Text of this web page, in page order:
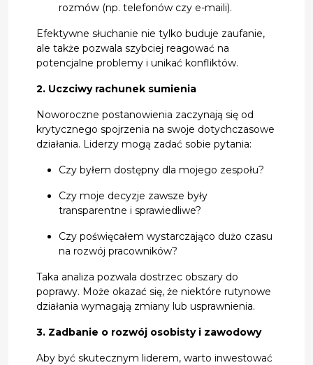
rozmów (np. telefonów czy e-maili).
Efektywne słuchanie nie tylko buduje zaufanie,
ale także pozwala szybciej reagować na
potencjalne problemy i unikać konfliktów.
2. Uczciwy rachunek sumienia
Noworoczne postanowienia zaczynają się od
krytycznego spojrzenia na swoje dotychczasowe
działania. Liderzy mogą zadać sobie pytania:
Czy byłem dostępny dla mojego zespołu?
Czy moje decyzje zawsze były
transparentne i sprawiedliwe?
Czy poświęcałem wystarczająco dużo czasu
na rozwój pracowników?
Taka analiza pozwala dostrzec obszary do
poprawy. Może okazać się, że niektóre rutynowe
działania wymagają zmiany lub usprawnienia.
3. Zadbanie o rozwój osobisty i zawodowy
Aby być skutecznym liderem, warto inwestować